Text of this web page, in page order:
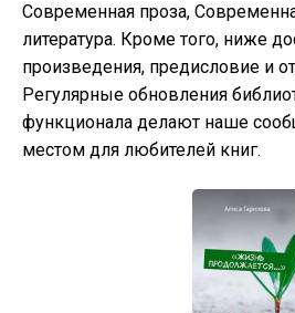
Современная проза,
литература. Кроме того, ниже
произведения, предисловие и
Регулярные обновления
функционала делают наше
местом для любителей книг.